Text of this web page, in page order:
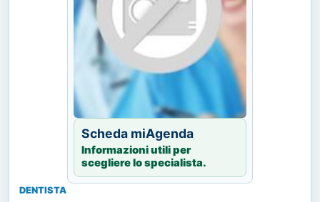
Scheda miAgenda
Informazioni utili per
scegliere lo specialista.
DENTISTA